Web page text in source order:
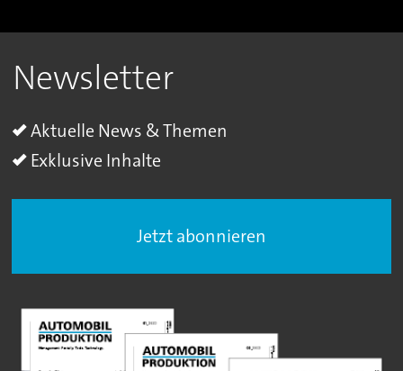
Newsletter
Aktuelle News & Themen
Exklusive Inhalte
Jetzt abonnieren